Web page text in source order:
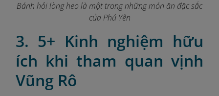
Bánh hỏi lòng heo là một trong những món ăn đặc sắc
của Phú Yên
3. 5+ Kinh nghiệm hữu
ích khi tham quan vịnh
Vũng Rô